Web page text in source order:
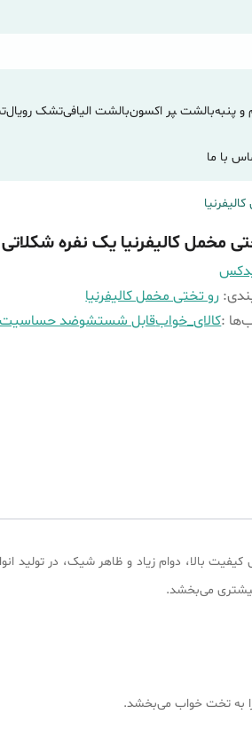
پنبهبالشت ‍‍‍پر اکسونبالشت الیافیتشک رویال
با ما
مخمل کالیفرنیا یک نفره شکلاتی
: رو تختی مخمل کالیفرنیا
:کالای_خوابقابل شستشوضد حساسیت
بالا، دوام زیاد و ظاهر شیک، در تولید
می‌بخشد.